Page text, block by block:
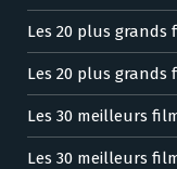
Les 20 plus grands
Les 20 plus
Les 30 meilleurs
Les 30 meilleurs